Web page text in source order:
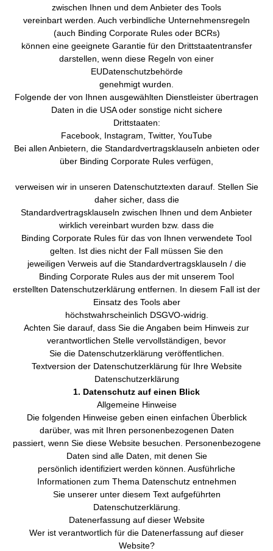
zwischen Ihnen und dem Anbieter des Tools
vereinbart werden. Auch verbindliche Unternehmensregeln
(auch Binding Corporate Rules oder BCRs)
können eine geeignete Garantie für den Drittstaatentransfer
darstellen, wenn diese Regeln von einer
EUDatenschutzbehörde
genehmigt wurden.
Folgende der von Ihnen ausgewählten Dienstleister übertragen
Daten in die USA oder sonstige nicht sichere
Drittstaaten:
Facebook, Instagram, Twitter, YouTube
Bei allen Anbietern, die Standardvertragsklauseln anbieten oder
über Binding Corporate Rules verfügen,
verweisen wir in unseren Datenschutztexten darauf. Stellen Sie
daher sicher, dass die
Standardvertragsklauseln zwischen Ihnen und dem Anbieter
wirklich vereinbart wurden bzw. dass die
Binding Corporate Rules für das von Ihnen verwendete Tool
gelten. Ist dies nicht der Fall müssen Sie den
jeweiligen Verweis auf die Standardvertragsklauseln / die
Binding Corporate Rules aus der mit unserem Tool
erstellten Datenschutzerklärung entfernen. In diesem Fall ist der
Einsatz des Tools aber
höchstwahrscheinlich DSGVO-widrig.
Achten Sie darauf, dass Sie die Angaben beim Hinweis zur
verantwortlichen Stelle vervollständigen, bevor
Sie die Datenschutzerklärung veröffentlichen.
Textversion der Datenschutzerklärung für Ihre Website
Datenschutzerklärung
1. Datenschutz auf einen Blick
Allgemeine Hinweise
Die folgenden Hinweise geben einen einfachen Überblick
darüber, was mit Ihren personenbezogenen Daten
passiert, wenn Sie diese Website besuchen. Personenbezogene
Daten sind alle Daten, mit denen Sie
persönlich identifiziert werden können. Ausführliche
Informationen zum Thema Datenschutz entnehmen
Sie unserer unter diesem Text aufgeführten
Datenschutzerklärung.
Datenerfassung auf dieser Website
Wer ist verantwortlich für die Datenerfassung auf dieser
Website?